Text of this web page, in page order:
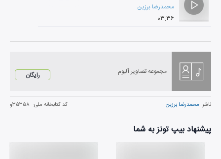
محمدرضا برزین
۰۳:۳۶
مجموعه تصاویر آلبوم رایگان
ناشر :محمدرضا برزین کد کتابخانه ملی: ۳۵۳۵۸و
پیشنهاد بیپ تونز به شما